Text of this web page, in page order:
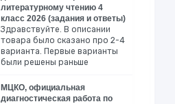
литературному чтению 4
класс 2026 (задания и ответы)
Здравствуйте. В описании
товара было сказано про 2-4
варианта. Первые варианты
были решены раньше
МЦКО, официальная
диагностическая работа по